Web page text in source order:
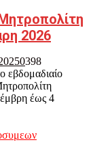
2026
0398
εβδομαδιαίο
έως 4
συμεων